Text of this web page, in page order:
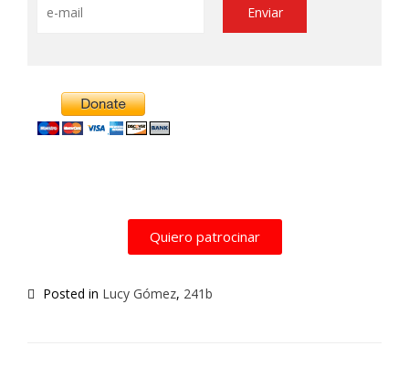
Quiero patrocinar
Posted in Lucy Gómez, 241b